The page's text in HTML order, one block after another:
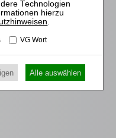
VG Wort
Alle auswählen